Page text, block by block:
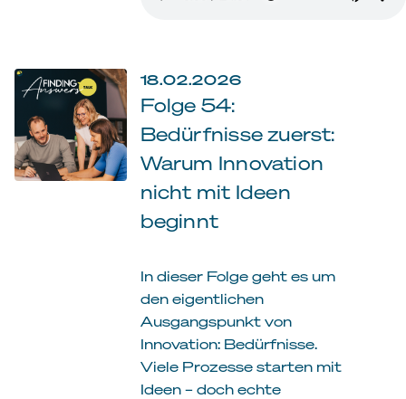
18.02.2026
Folge 54:
Bedürfnisse zuerst:
Warum Innovation
nicht mit Ideen
beginnt
In dieser Folge geht es um
den eigentlichen
Ausgangspunkt von
Innovation: Bedürfnisse.
Viele Prozesse starten mit
Ideen – doch echte